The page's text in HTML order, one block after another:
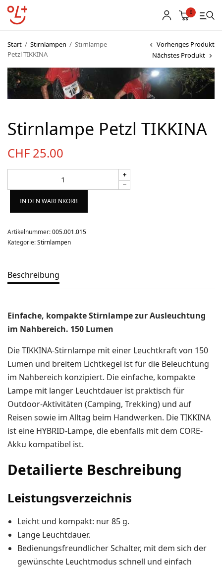
0
Start / Stirnlampen / Stirnlampe
Petzl TIKKINA
Vorheriges Produkt
Nächstes Produkt
Stirnlampe Petzl TIKKINA
CHF 25.00
IN DEN WARENKORB
Artikelnummer:005.001.015
Kategorie:Stirnlampen
Beschreibung
Einfache, kompakte Stirnlampe zur Ausleuchtung
im Nahbereich. 150 Lumen
Die TIKKINA-Stirnlampe mit einer Leuchtkraft von 150
Lumen und breitem Lichtkegel ist für die Beleuchtung
im Nahbereich konzipiert. Die einfache, kompakte
Lampe mit langer Leuchtdauer ist praktisch für
Outdoor-Aktivitäten (Camping, Trekking) und auf
Reisen sowie im Alltag beim Handwerken. Die TIKKINA
ist eine HYBRID-Lampe, die ebenfalls mit dem CORE-
Akku kompatibel ist.
Detailierte Beschreibung
Leistungsverzeichnis
Leicht und kompakt: nur 85 g.
Lange Leuchtdauer.
Bedienungsfreundlicher Schalter, mit dem sich der
gewünschte Leuchtmodus schnell und einfach
Shop
Vereinsbekleidung
Textildruck
OL Karten
Links
Team
Produkt-Kategorien
Aktion
Aktuell
Bekleidung
Gutscheine / Geschenkideen
Kartenaufnahme
Kompasse
Medizinische Artikel
OL-Ausrüstung
Schuhe
Stirnlampen
Uhren / Pulsmesser / GPS
Winterartikel